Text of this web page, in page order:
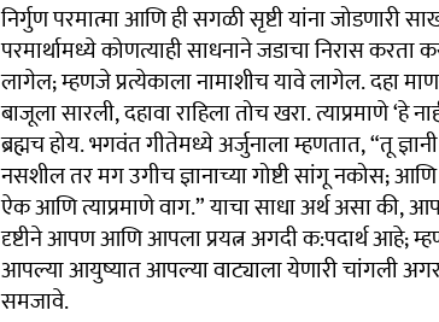
निर्गुण परमात्मा आणि ही सगळी सृष्टी यांना
परमार्थामध्ये कोणत्याही साधनाने जडाचा निरास
लागेल; म्हणजे प्रत्येकाला नामाशीच यावे लागेल. दहा
बाजूला सारली, दहावा राहिला तोच खरा. त्याप्रमाणे ‘हे
ब्रह्मच होय. भगवंत गीतेमध्ये अर्जुनाला म्हणतात, “तू
नसशील तर मग उगीच ज्ञानाच्या गोष्टी सांगू नकोस;
ऐक आणि त्याप्रमाणे वाग.” याचा साधा अर्थ असा की,
दृष्टीने आपण आणि आपला प्रयत्न अगदी क:पदार्थ आहे;
आपल्या आयुष्यात आपल्या वाट्याला येणारी चांगली
समजावे.